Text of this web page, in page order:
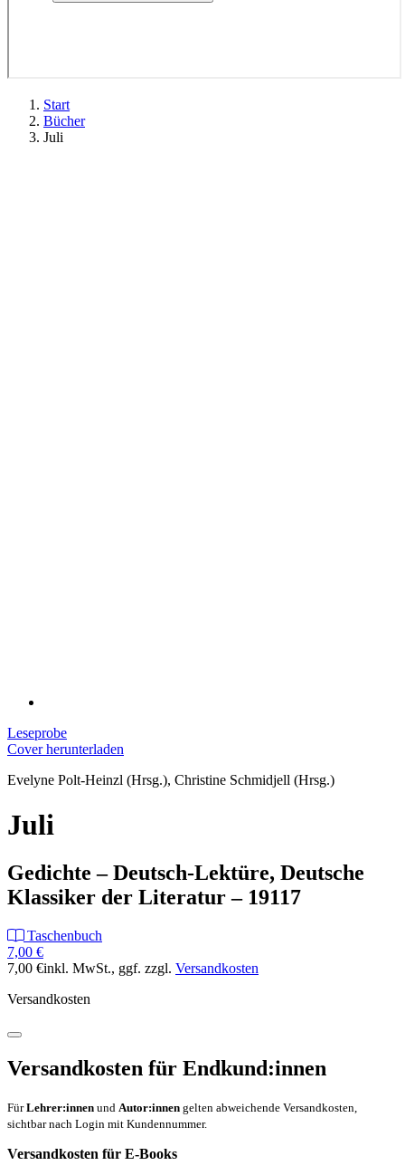
Start
Bücher
Juli
Leseprobe
Cover herunterladen
Evelyne Polt-Heinzl (Hrsg.), Christine Schmidjell (Hrsg.)
Juli
Gedichte – Deutsch-Lektüre, Deutsche
Klassiker der Literatur – 19117
Taschenbuch
7,00 €
7,00 €inkl. MwSt., ggf. zzgl. Versandkosten
Versandkosten
Versandkosten für Endkund:innen
FürLehrer:innen und Autor:innen gelten abweichende Versandkosten,
sichtbar nach Login mit Kundennummer.
Versandkosten für E-Books